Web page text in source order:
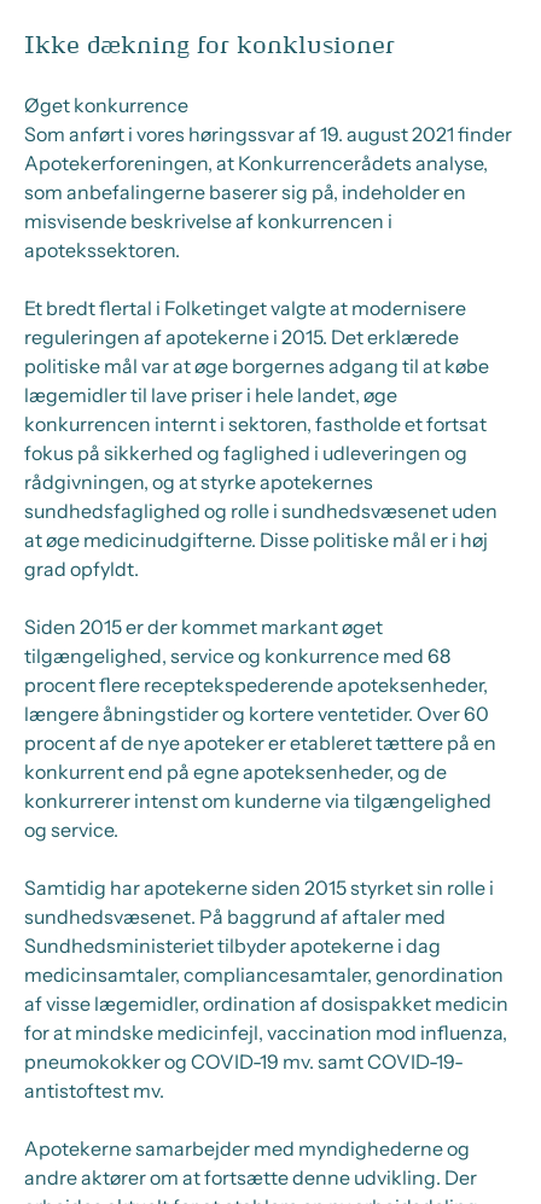
Ikke dækning for konklusioner
Øget konkurrence
Som anført i vores høringssvar af 19. august 2021 finder
Apotekerforeningen, at Konkurrencerådets analyse,
som anbefalingerne baserer sig på, indeholder en
misvisende beskrivelse af konkurrencen i
apotekssektoren.
Et bredt flertal i Folketinget valgte at modernisere
reguleringen af apotekerne i 2015. Det erklærede
politiske mål var at øge borgernes adgang til at købe
lægemidler til lave priser i hele landet, øge
konkurrencen internt i sektoren, fastholde et fortsat
fokus på sikkerhed og faglighed i udleveringen og
rådgivningen, og at styrke apotekernes
sundhedsfaglighed og rolle i sundhedsvæsenet uden
at øge medicinudgifterne. Disse politiske mål er i høj
grad opfyldt.
Siden 2015 er der kommet markant øget
tilgængelighed, service og konkurrence med 68
procent flere receptekspederende apoteksenheder,
længere åbningstider og kortere ventetider. Over 60
procent af de nye apoteker er etableret tættere på en
konkurrent end på egne apoteksenheder, og de
konkurrerer intenst om kunderne via tilgængelighed
og service.
Samtidig har apotekerne siden 2015 styrket sin rolle i
sundhedsvæsenet. På baggrund af aftaler med
Sundhedsministeriet tilbyder apotekerne i dag
medicinsamtaler, compliancesamtaler, genordination
af visse lægemidler, ordination af dosispakket medicin
for at mindske medicinfejl, vaccination mod influenza,
pneumokokker og COVID-19 mv. samt COVID-19-
antistoftest mv.
Apotekerne samarbejder med myndighederne og
andre aktører om at fortsætte denne udvikling. Der